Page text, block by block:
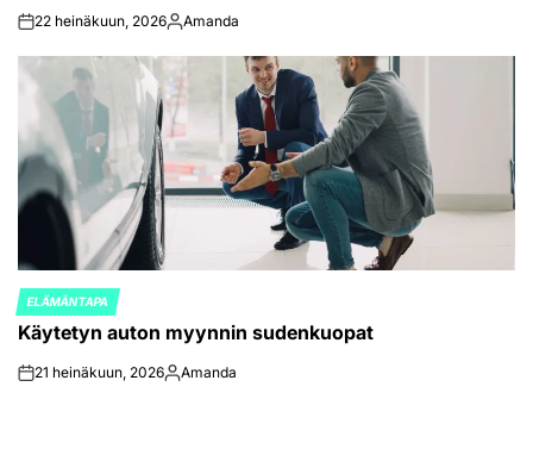
on22 heinäkuun, 2026Posted
Amanda
POSTED
IN
ELÄMÄNTAPA
Käytetyn auton myynnin sudenkuopat
on21 heinäkuun, 2026Posted
Amanda